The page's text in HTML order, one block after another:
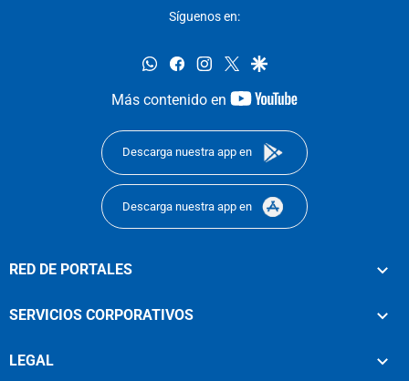
Síguenos en:
whatsappfacebookinstagram
twittergoogle
Más contenido en
youtube-
Descarga nuestra app en
Descarga nuestra app en
RED DE PORTALES
SERVICIOS CORPORATIVOS
LEGAL